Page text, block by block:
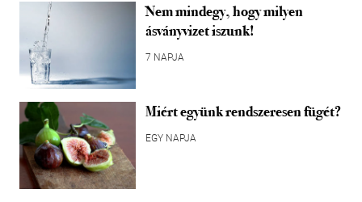
Nem mindegy, hogy milyen
ásványvizet iszunk!
7 NAPJA
Miért együnk rendszeresen fügét?
EGY NAPJA